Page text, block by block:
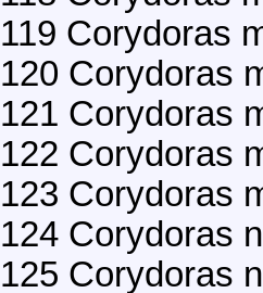
119 Corydoras
120 Corydoras
121 Corydoras
122 Corydoras
123 Corydoras
124 Corydoras
125 Corydoras